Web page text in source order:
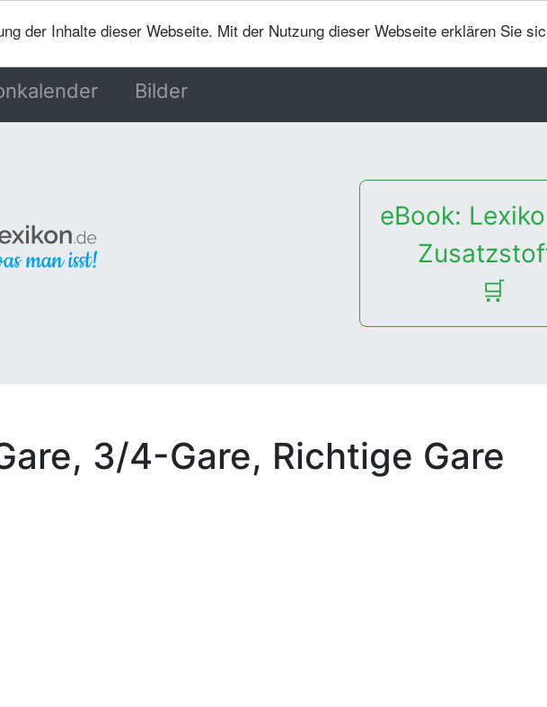
der Inhalte dieser Webseite. Mit der Nutzung dieser Webseite erklären Sie
Bilder
eBook:
🛒
3/4-Gare, Richtige Gare